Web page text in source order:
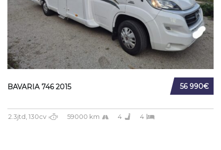
56 990€
BAVARIA 746 2015
2.3jtd, 130cv 59000 km 4 4